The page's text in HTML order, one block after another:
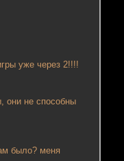
уже через 2!!!!
они не способны
было? меня